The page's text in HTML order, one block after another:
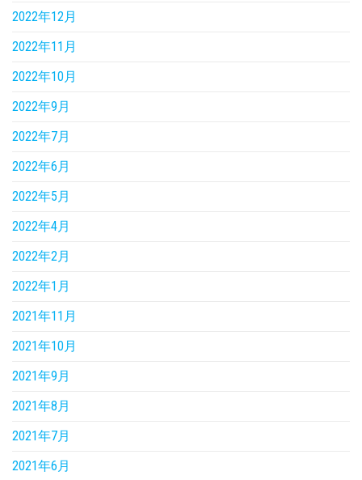
2022年12月
2022年11月
2022年10月
2022年9月
2022年7月
2022年6月
2022年5月
2022年4月
2022年2月
2022年1月
2021年11月
2021年10月
2021年9月
2021年8月
2021年7月
2021年6月